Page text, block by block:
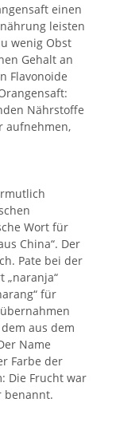
einen
leisten
wenig Obst
Gehalt an
Flavonoide
Nährstoffe
aufnehmen,
Wort für
China“. Der
Pate bei der
„naranja“
für
aus dem
Name
Farbe der
Die Frucht war
benannt.